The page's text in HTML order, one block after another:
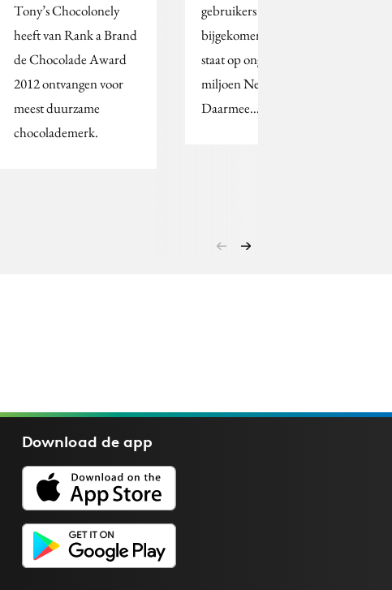
Tony’s Chocolonely
heeft van Rank a Brand
de Chocolade Award
2012 ontvangen voor
meest duurzame
chocolademerk.
gebruikers van tablets
bijgekomen. Het totaal
staat op ongeveer 4,3
miljoen Nederlanders.
Daarmee…
Download deapp